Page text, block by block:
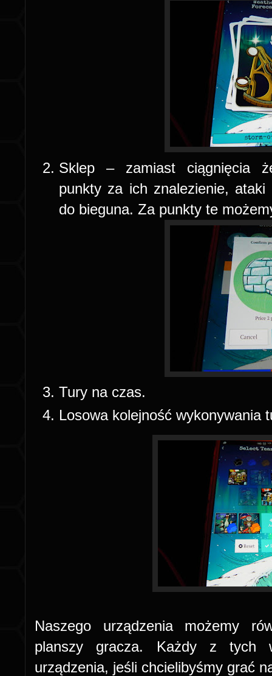
Sklep – zamiast ciągnięcia
punkty za ich znalezienie,
do bieguna. Za punkty te
Tury na czas.
Losowa kolejność wykonywania
Naszego urządzenia możemy
planszy gracza. Każdy z tych
urządzenia, jeśli chcielibyśmy grać